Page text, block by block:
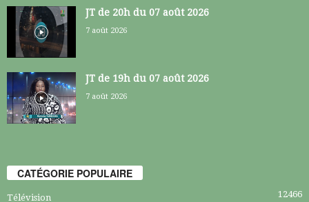
JT de 20h du 07 août 2026
7 août 2026
JT de 19h du 07 août 2026
7 août 2026
CATÉGORIE POPULAIRE
Télévision 12466